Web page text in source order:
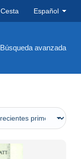
Cesta Español
Búsqueda avanzada